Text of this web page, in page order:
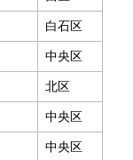
白石区
中央区
北区
中央区
中央区